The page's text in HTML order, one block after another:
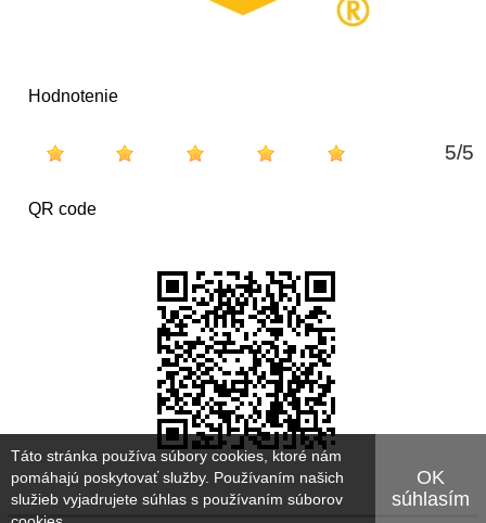
Hodnotenie
5/5
QR code
Táto stránka používa súbory cookies, ktoré nám
pomáhajú poskytovať služby. Používaním našich
služieb vyjadrujete súhlas s používaním súborov
OK
súhlasím